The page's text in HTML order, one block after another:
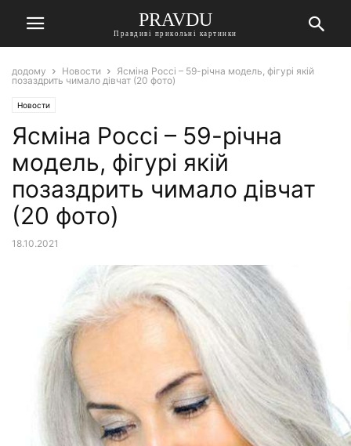
PRAVDU
Правдиві прикольні картинки
додому Новости
Ясміна Россі – 59-річна модель, фігурі якій
позаздрить чимало дівчат (20 фото)
Новости
Ясміна Россі – 59-річна
модель, фігурі якій
позаздрить чимало дівчат
(20 фото)
18.10.2021